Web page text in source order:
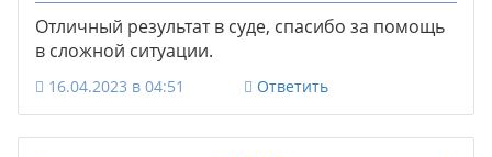
Отличный результат в суде, спасибо за помощь
в сложной ситуации.
16.04.2023 в 04:51 Ответить